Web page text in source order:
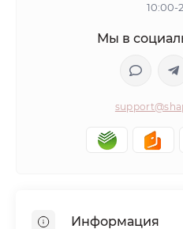
10:00-
Мы в
Информация